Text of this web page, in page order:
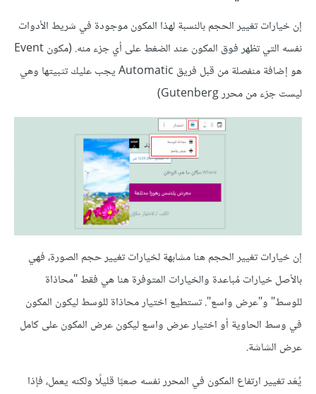
إن خيارات تغيير الحجم بالنسبة لهذا المكون موجودة في شريط الأدوات
نفسه التي تظهر فوق المكون عند الضغط على أي جزء منه. (مكون Event
هو إضافة منفصلة من قبل فريق Automatic يجب عليك تثبيتها وهي
ليست جزء من محرر Gutenberg)
إن خيارات تغيير الحجم هنا مشابهة لخيارات تغيير حجم الصورة، فهي
بالأصل خيارات مُباعدة والخيارات المتوفرة هنا هي فقط "محاذاة
للوسط" و"عرض واسع". تستطيع اختيار محاذاة للوسط ليكون المكون
في وسط الحاوية أو اختيار عرض واسع ليكون عرض المكون على كامل
عرض الشاشة.
يُعَد تغيير ارتفاع المكون في المحرر نفسه صعبًا قليلًا ولكنه يعمل، فإذا